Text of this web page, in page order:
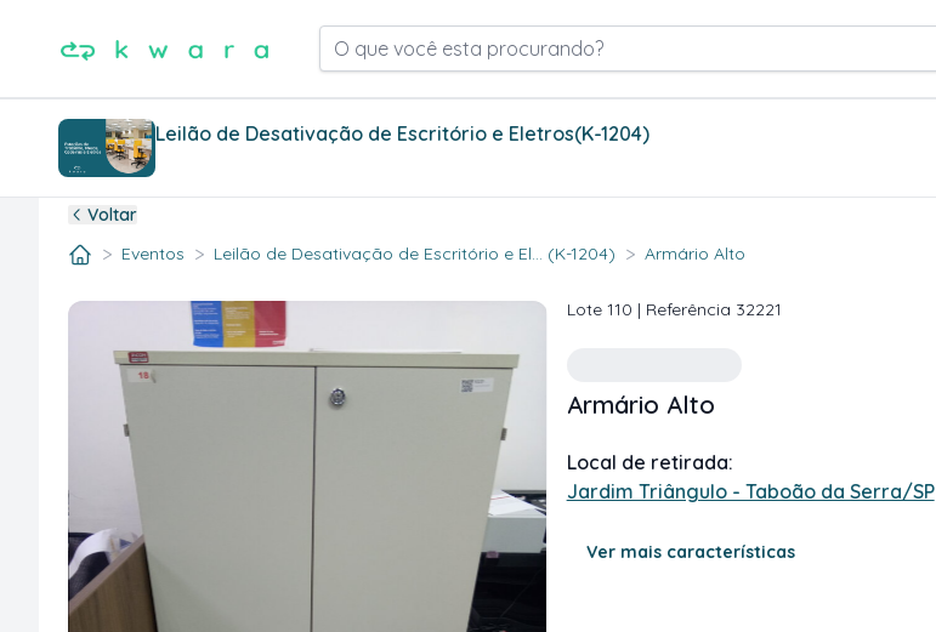
O que você esta procurando?
Leilão de Desativação de Escritório e Eletros(K-1204)
Voltar
> Eventos > Leilão de Desativação de Escritório e El... (K-1204) > Armário Alto
Lote 110 | Referência 32221
Armário Alto
Local de retirada:
Jardim Triângulo - Taboão da Serra/SP
Ver mais características